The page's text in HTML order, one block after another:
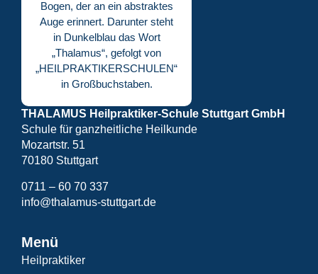
THALAMUS Heilpraktiker-Schule Stuttgart GmbH
Schule für ganzheitliche Heilkunde
Mozartstr. 51
70180 Stuttgart
0711 – 60 70 337
info@thalamus-stuttgart.de
Menü
Heilpraktiker